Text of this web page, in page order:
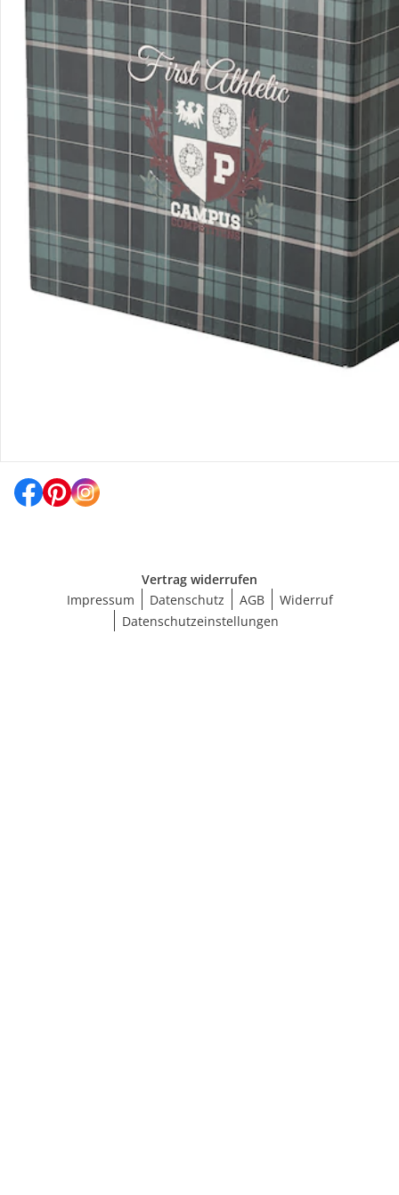
Sicher & flexibel bezahlen
Sicher einkaufen
Vertrag widerrufen
Impressum
Datenschutz AGB
Widerruf
Datenschutzeinstellungen